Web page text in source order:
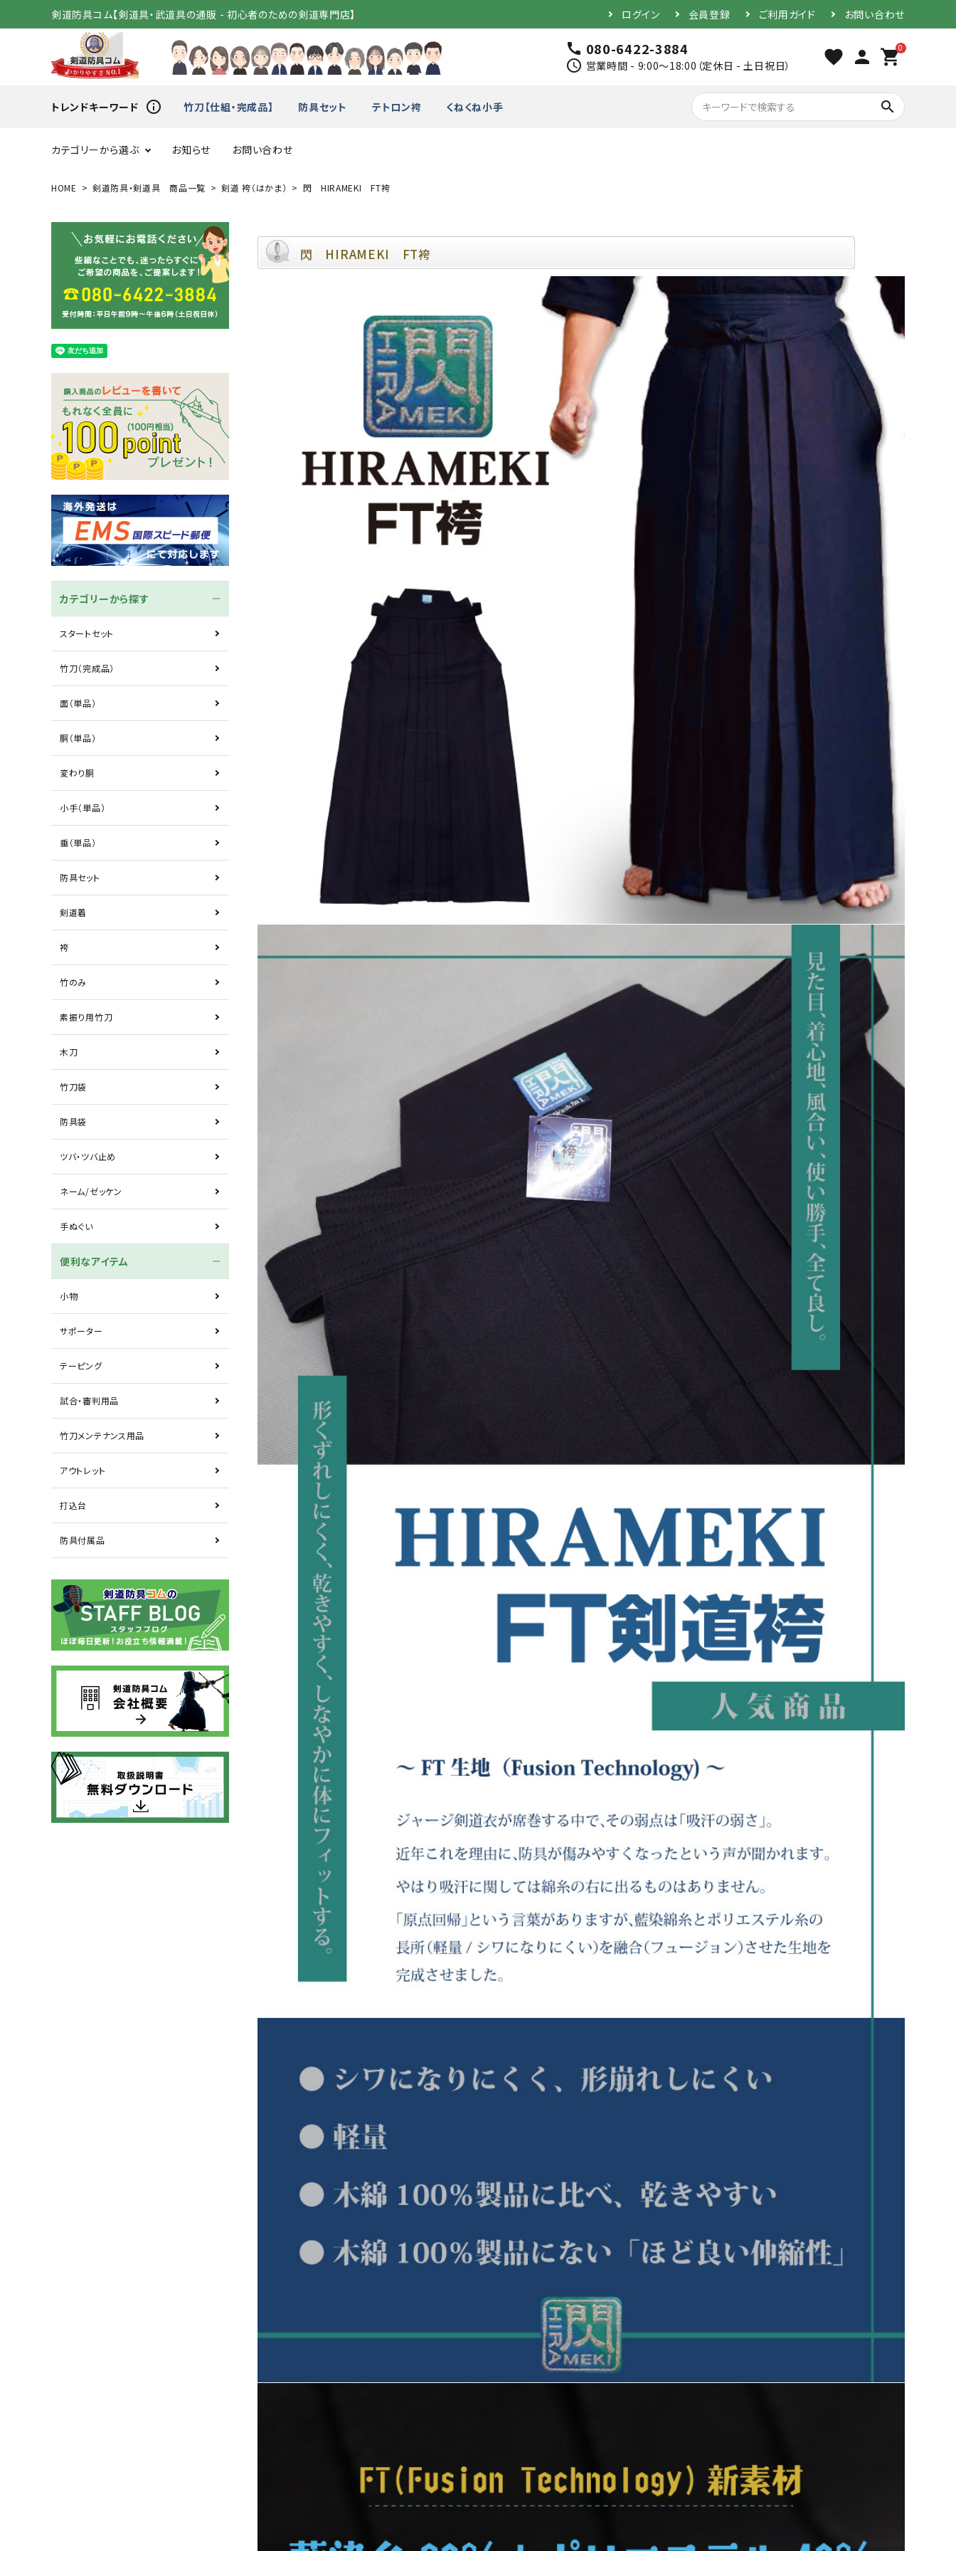
剣道防具コム【剣道具・武道具の通販 - 初心者のための剣道専門店】 ログイン 会員登録 ご利用ガイド お問い合わせ
call 080-6422-3884
schedule 営業時間 - 9:00～18:00（定休日 - 土日祝日） favorite person 0
shopping_cart
トレンドキーワード info_outline 竹刀【仕組・完成品】 防具セット テトロン袴 くねくね小手 search
カテゴリーから選ぶ
変わり胴 小手（単品）
剣道着 素振り用竹刀
ツバ・ツバ止め
ネーム/ゼッケン
お知らせ お問い合わせ
HOME 剣道防具・剣道具 商品一覧 剣道 袴（はかま） 閃 HIRAMEKI FT袴
カテゴリーから探す
スタートセット
竹刀（完成品）
面（単品）
胴（単品）
変わり胴
小手（単品）
垂（単品）
防具セット
剣道着
袴
竹のみ
素振り用竹刀
木刀
竹刀袋
防具袋
ツバ・ツバ止め
ネーム/ゼッケン
手ぬぐい
便利なアイテム
小物
サポーター
テーピング
試合・審判用品
竹刀メンテナンス用品
アウトレット
打込台
防具付属品
閃 HIRAMEKI FT袴